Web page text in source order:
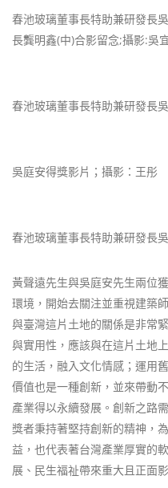
春池玻璃董事長特助兼研發長
長龔明鑫(中)合影留念;攝影:吳
春池玻璃董事長特助兼研發長
吳庭安得獎影片；攝影：王彤
春池玻璃董事長特助兼研發長
黃聲遠先生與吳庭安先生兩位
環境，開始去關注並重視建築
與臺灣這片土地的關係是非常
與實用性，應該與在這片土地
的生活，融入文化情感；運用
價值也是一種創新，並來帶動
產業得以永續發展。創新之路
獎者秉持著堅持創新的精神，
益，也代表著台灣產業厚實的
展、民生福祉帶來重大且正面